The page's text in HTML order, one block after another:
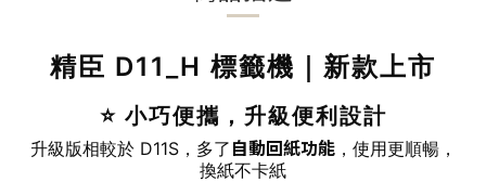
精臣 D11_H 標籤機｜新款上市
⭐ 小巧便攜，升級便利設計
升級版相較於 D11S，多了 自動回紙功能，使用更順暢，
換紙不卡紙